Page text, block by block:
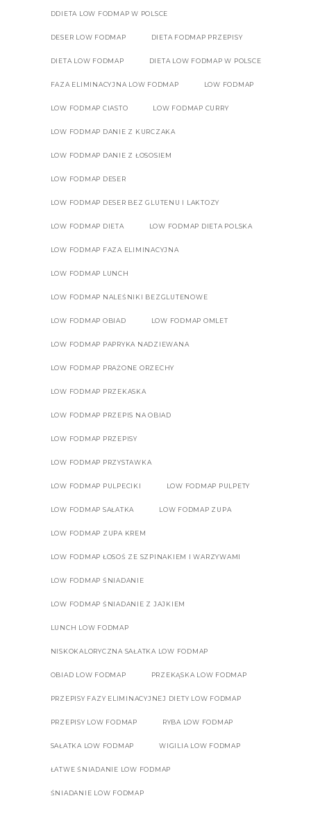
DDIETA LOW FODMAP W POLSCE
DESER LOW FODMAP DIETA FODMAP PRZEPISY
DIETA LOW FODMAP DIETA LOW FODMAP W POLSCE
FAZA ELIMINACYJNA LOW FODMAP LOW FODMAP
LOW FODMAP CIASTO LOW FODMAP CURRY
LOW FODMAP DANIE Z KURCZAKA
LOW FODMAP DANIE Z ŁOSOSIEM
LOW FODMAP DESER
LOW FODMAP DESER BEZ GLUTENU I LAKTOZY
LOW FODMAP DIETA LOW FODMAP DIETA POLSKA
LOW FODMAP FAZA ELIMINACYJNA
LOW FODMAP LUNCH
LOW FODMAP NALEŚNIKI BEZGLUTENOWE
LOW FODMAP OBIAD LOW FODMAP OMLET
LOW FODMAP PAPRYKA NADZIEWANA
LOW FODMAP PRAŻONE ORZECHY
LOW FODMAP PRZEKASKA
LOW FODMAP PRZEPIS NA OBIAD
LOW FODMAP PRZEPISY
LOW FODMAP PRZYSTAWKA
LOW FODMAP PULPECIKI LOW FODMAP PULPETY
LOW FODMAP SAŁATKA LOW FODMAP ZUPA
LOW FODMAP ZUPA KREM
LOW FODMAP ŁOSOŚ ZE SZPINAKIEM I WARZYWAMI
LOW FODMAP ŚNIADANIE
LOW FODMAP ŚNIADANIE Z JAJKIEM
LUNCH LOW FODMAP
NISKOKALORYCZNA SAŁATKA LOW FODMAP
OBIAD LOW FODMAP PRZEKĄSKA LOW FODMAP
PRZEPISY FAZY ELIMINACYJNEJ DIETY LOW FODMAP
PRZEPISY LOW FODMAP RYBA LOW FODMAP
SAŁATKA LOW FODMAP WIGILIA LOW FODMAP
ŁATWE ŚNIADANIE LOW FODMAP
ŚNIADANIE LOW FODMAP